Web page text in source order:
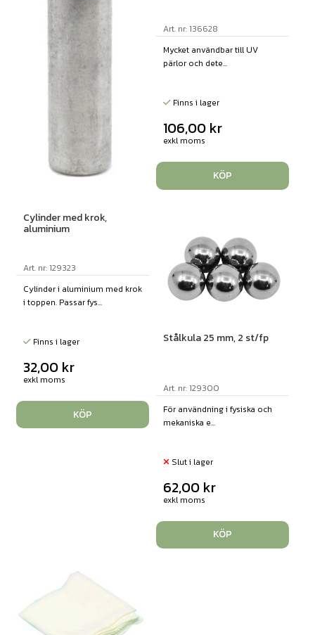
Cylinder med krok,
aluminium
Art. nr: 129323
Cylinder i aluminium med krok
i toppen. Passar fys...
Finns i lager
32,00 kr
exkl moms
KÖP
Art. nr: 136628
Mycket användbar till UV
pärlor och dete...
Finns i lager
106,00 kr
exkl moms
KÖP
Stålkula 25 mm, 2 st/fp
Art. nr: 129300
För användning i fysiska och
mekaniska e...
Slut i lager
62,00 kr
exkl moms
KÖP